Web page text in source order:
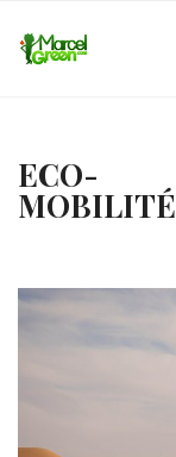
ECO-
MOBILITÉ